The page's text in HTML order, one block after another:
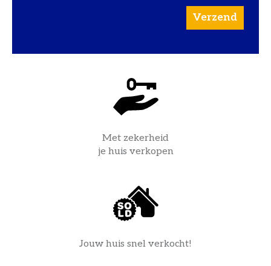
Met zekerheid
je huis verkopen
Jouw huis snel verkocht!